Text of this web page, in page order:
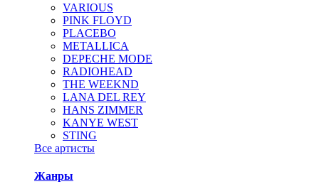
VARIOUS
PINK FLOYD
PLACEBO
METALLICA
DEPECHE MODE
RADIOHEAD
THE WEEKND
LANA DEL REY
HANS ZIMMER
KANYE WEST
STING
Все артисты
Жанры